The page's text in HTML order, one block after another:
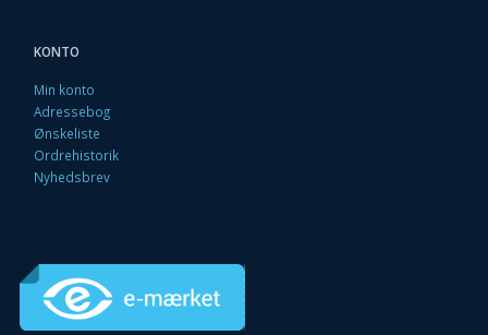
KONTO
Min konto
Adressebog
Ønskeliste
Ordrehistorik
Nyhedsbrev